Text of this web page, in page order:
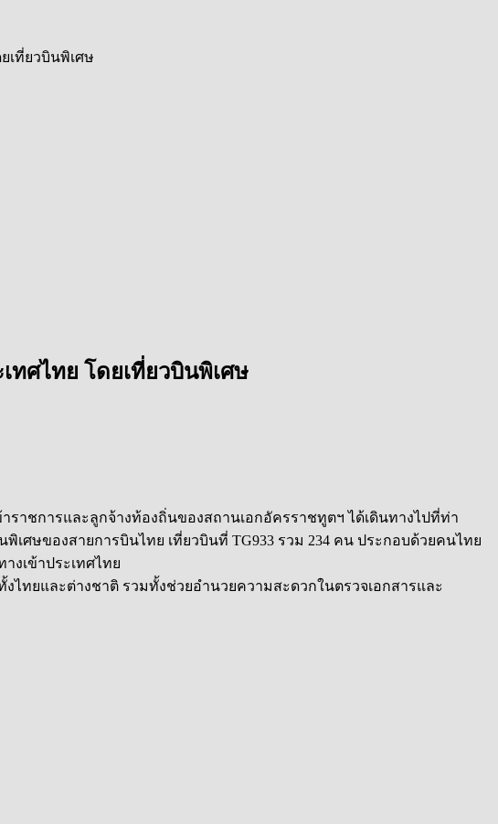
เที่ยวบินพิเศษ
ทศไทย โดยเที่ยวบินพิเศษ
าชการและลูกจ้างท้องถิ่นของสถานเอกอัครราชทูตฯ ได้เดินทางไปที่ท่า
พิเศษของสายการบินไทย เที่ยวบินที่ TG933 รวม 234 คน ประกอบด้วยคนไทย
งเข้าประเทศไทย
ทยและต่างชาติ รวมทั้งช่วยอำนวยความสะดวกในตรวจเอกสารและ